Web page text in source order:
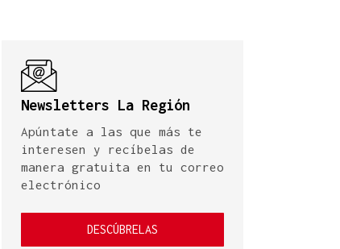
Newsletters La Región
Apúntate a las que más te
interesen y recíbelas de
manera gratuita en tu correo
electrónico
DESCÚBRELAS